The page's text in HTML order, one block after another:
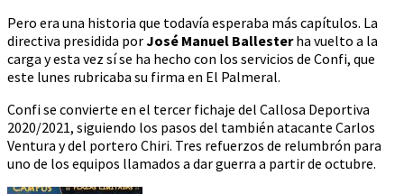
Pero era una historia que todavía esperaba más capítulos. La
directiva presidida porJosé Manuel Ballesterha vuelto a la
carga y esta vez sí se ha hecho con los servicios de Confi, que
este lunes rubricaba su firma en El Palmeral.
Confi se convierte en el tercer fichaje del Callosa Deportiva
2020/2021, siguiendo los pasos del también atacante Carlos
Ventura y del portero Chiri. Tres refuerzos de relumbrón para
uno de los equipos llamados a dar guerra a partir de octubre.